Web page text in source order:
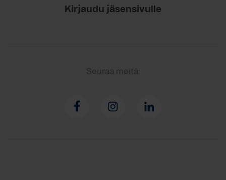
Kirjaudu jäsensivulle
Seuraa meitä: